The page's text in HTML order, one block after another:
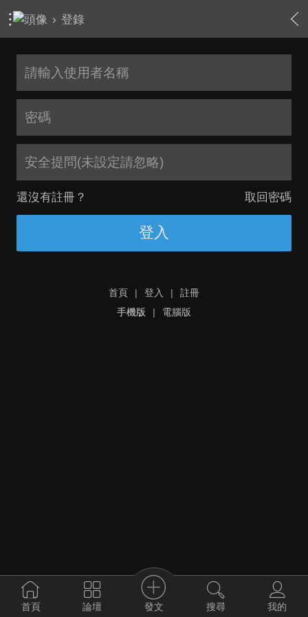
› 登錄
安全提問(未設定請忽略)
還沒有註冊？ 取回密碼
登入
首頁 | 登入 |
註冊
手機版
| 電腦版
首頁 論壇 發文 搜尋 我的